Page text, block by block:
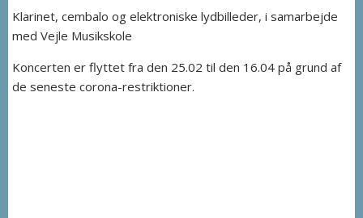
Klarinet, cembalo og elektroniske lydbilleder, i samarbejde
med Vejle Musikskole
Koncerten er flyttet fra den 25.02 til den 16.04 på grund af
de seneste corona-restriktioner.